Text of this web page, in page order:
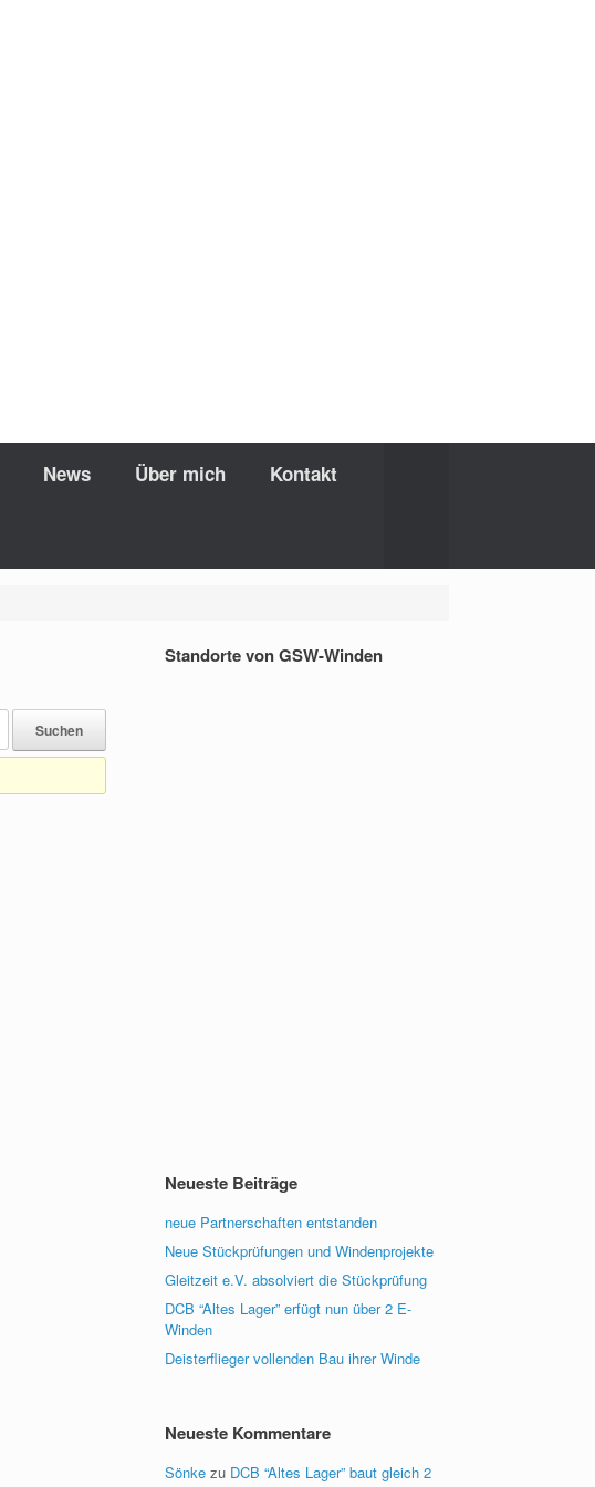
News Über mich Kontakt
Standorte von GSW-Winden
Neueste Beiträge
neue Partnerschaften entstanden
Neue Stückprüfungen und Windenprojekte
Gleitzeit e.V. absolviert die Stückprüfung
DCB “Altes Lager” erfügt nun über 2 E-
Winden
Deisterflieger vollenden Bau ihrer Winde
Neueste Kommentare
Sönke zu DCB “Altes Lager” baut gleich 2